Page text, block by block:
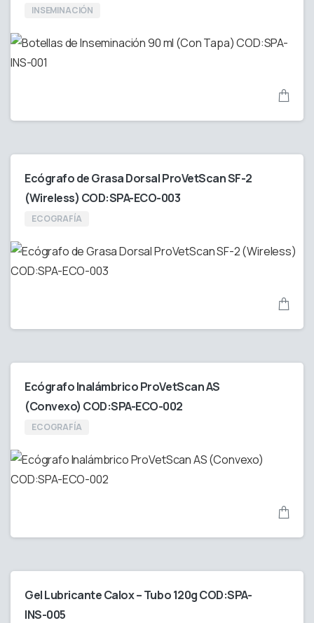
INSEMINACIÓN
Ecógrafo de Grasa Dorsal ProVetScan SF-2
(Wireless) COD:SPA-ECO-003
ECOGRAFÍA
Ecógrafo Inalámbrico ProVetScan AS
(Convexo) COD:SPA-ECO-002
ECOGRAFÍA
Gel Lubricante Calox – Tubo 120g COD:SPA-
INS-005